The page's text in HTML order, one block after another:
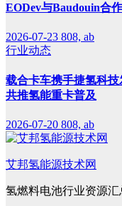
EODev与Baudouin合
2026-07-23 808, ab
行业动态
载合卡车携手捷氢科
共推氢能重卡普及
2026-07-20 808, ab
艾邦氢能源技术网
氢燃料电池行业资源汇